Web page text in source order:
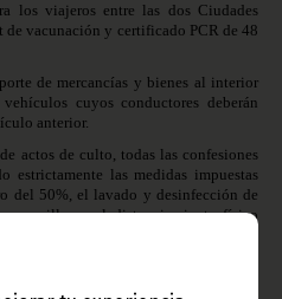
los viajeros entre las dos Ciudades
vacunación y certificado PCR de 48
de mercancías y bienes al interior
cuyos conductores deberán
anterior.
actos de culto, todas las confesiones
estrictamente las medidas impuestas
del 50%, el lavado y desinfección de
y el distanciamiento físico
se mantiene el cierre de las discotecas.